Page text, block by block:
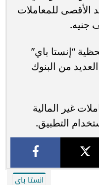
والحد الأقصى للمعاملات
“إنستا باي”
من البنوك
غير المالية
التطبيق.
انستا باي